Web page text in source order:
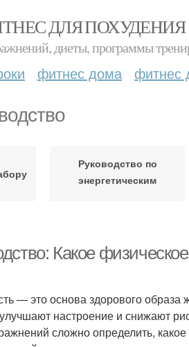
ДЛЯ ПОХУДЕНИЯ
диеты, программы
фитнес дома фитнес
Руководство по
энергетическим
Какое
— это основа здорового
настроение и снижают
сложно определить,